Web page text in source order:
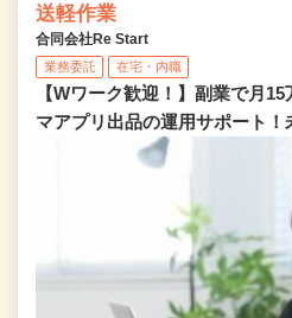
送軽作業
合同会社Re Start
業務委託 在宅・内職
【Wワーク歓迎！】副業で月
マアプリ出品の運用サポート！